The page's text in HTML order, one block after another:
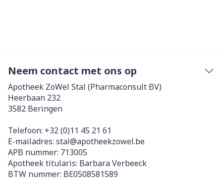
Neem contact met ons op
Apotheek ZoWel Stal (Pharmaconsult BV)
Heerbaan 232
3582 Beringen
Telefoon: +32 (0)11 45 21 61
E-mailadres: stal@apotheekzowel.be
APB nummer: 713005
Apotheek titularis: Barbara Verbeeck
BTW nummer: BE0508581589